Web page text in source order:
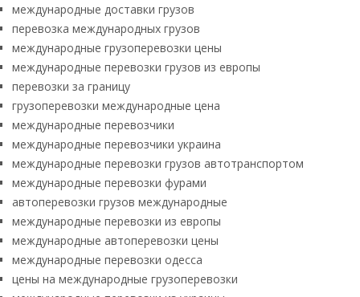
международные доставки грузов
перевозка международных грузов
международные грузоперевозки цены
международные перевозки грузов из европы
перевозки за границу
грузоперевозки международные цена
международные перевозчики
международные перевозчики украина
международные перевозки грузов автотранспортом
международные перевозки фурами
автоперевозки грузов международные
международные перевозки из европы
международные автоперевозки цены
международные перевозки одесса
цены на международные грузоперевозки